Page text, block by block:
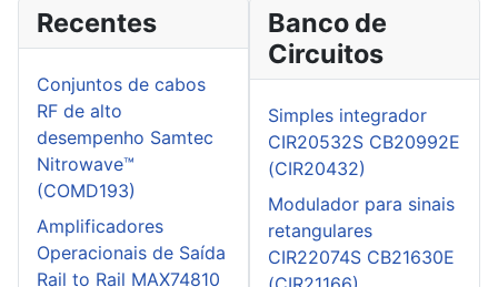
Recentes
Conjuntos de cabos
RF de alto
desempenho Samtec
Nitrowave™
(COMD193)
Amplificadores
Operacionais de Saída
Rail to Rail MAX74810
Banco de
Circuitos
Simples integrador
CIR20532S CB20992E
(CIR20432)
Modulador para sinais
retangulares
CIR22074S CB21630E